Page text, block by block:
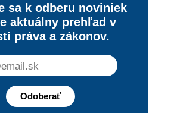
sa k odberu noviniek
aktuálny prehľad v
práva a zákonov.
Odoberať